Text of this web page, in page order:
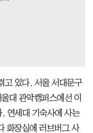
고 있다. 서울 서대문구
대 관악캠퍼스에선 이
. 연세대 기숙사에 사는
화장실에 러브버그 사